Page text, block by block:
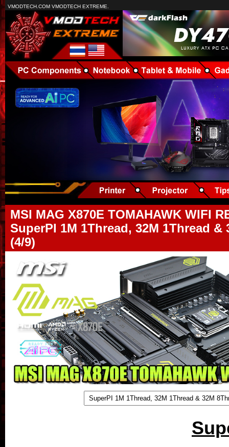
VMODTECH.COM VMODTECH EXTREME.
MSI MAG X870E TOMAHAWK WIFI
SuperPI 1M 1Thread, 32M 1Thread &
(4/9)